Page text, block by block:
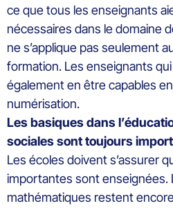
ce que tous les enseignants
nécessaires dans le domaine
ne s’applique pas seulement
formation. Les enseignants
également en être capables
numérisation.
Les basiques dans
sociales sont toujours
Les écoles doivent s’assurer
importantes sont enseignées.
mathématiques restent